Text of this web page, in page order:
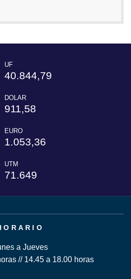
UF
40.844,79
DOLAR
911,58
EURO
1.053,36
UTM
71.649
a Jueves
// 14.45 a 18.00 horas